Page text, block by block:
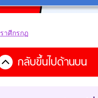
ราศีกรกฏ
กลับขึ้นไปด้านบน